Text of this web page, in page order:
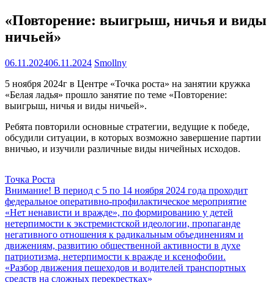
«Повторение: выигрыш, ничья и виды
ничьей»
06.11.202406.11.2024 Smollny
5 ноября 2024г в Центре «Точка роста» на занятии кружка
«Белая ладья» прошло занятие по теме «Повторение:
выигрыш, ничья и виды ничьей».
Ребята повторили основные стратегии, ведущие к победе,
обсудили ситуации, в которых возможно завершение партии
вничью, и изучили различные виды ничейных исходов.
Точка Роста
Навигация
по
записям
Внимание! В период с 5 по 14 ноября 2024 года проходит
федеральное оперативно-профилактическое мероприятие
«Нет ненависти и вражде», по формированию у детей
нетерпимости к экстремистской идеологии, пропаганде
негативного отношения к радикальным объединениям и
движениям, развитию общественной активности в духе
патриотизма, нетерпимости к вражде и ксенофобии.
«Разбор движения пешеходов и водителей транспортных
средств на сложных перекрестках»